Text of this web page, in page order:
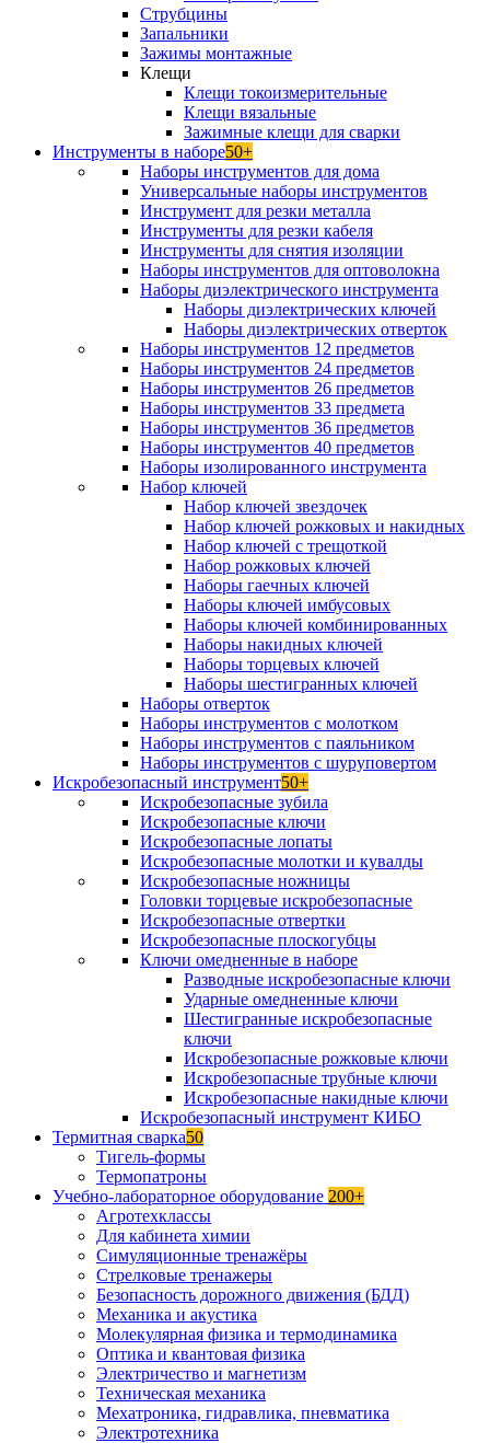
Струбцины
Запальники
Зажимы монтажные
Клещи
Клещи токоизмерительные
Клещи вязальные
Зажимные клещи для сварки
Инструменты в наборе50+
Наборы инструментов для дома
Универсальные наборы инструментов
Инструмент для резки металла
Инструменты для резки кабеля
Инструменты для снятия изоляции
Наборы инструментов для оптоволокна
Наборы диэлектрического инструмента
Наборы диэлектрических ключей
Наборы диэлектрических отверток
Наборы инструментов 12 предметов
Наборы инструментов 24 предметов
Наборы инструментов 26 предметов
Наборы инструментов 33 предмета
Наборы инструментов 36 предметов
Наборы инструментов 40 предметов
Наборы изолированного инструмента
Набор ключей
Набор ключей звездочек
Набор ключей рожковых и накидных
Набор ключей с трещоткой
Набор рожковых ключей
Наборы гаечных ключей
Наборы ключей имбусовых
Наборы ключей комбинированных
Наборы накидных ключей
Наборы торцевых ключей
Наборы шестигранных ключей
Наборы отверток
Наборы инструментов с молотком
Наборы инструментов с паяльником
Наборы инструментов с шуруповертом
Искробезопасный инструмент50+
Искробезопасные зубила
Искробезопасные ключи
Искробезопасные лопаты
Искробезопасные молотки и кувалды
Искробезопасные ножницы
Головки торцевые искробезопасные
Искробезопасные отвертки
Искробезопасные плоскогубцы
Ключи омедненные в наборе
Разводные искробезопасные ключи
Ударные омедненные ключи
Шестигранные искробезопасные
ключи
Искробезопасные рожковые ключи
Искробезопасные трубные ключи
Искробезопасные накидные ключи
Искробезопасный инструмент КИБО
Термитная сварка50
Тигель-формы
Термопатроны
Учебно-лабораторное оборудование 200+
Агротехклассы
Для кабинета химии
Симуляционные тренажёры
Стрелковые тренажеры
Безопасность дорожного движения (БДД)
Механика и акустика
Молекулярная физика и термодинамика
Оптика и квантовая физика
Электричество и магнетизм
Техническая механика
Мехатроника, гидравлика, пневматика
Электротехника